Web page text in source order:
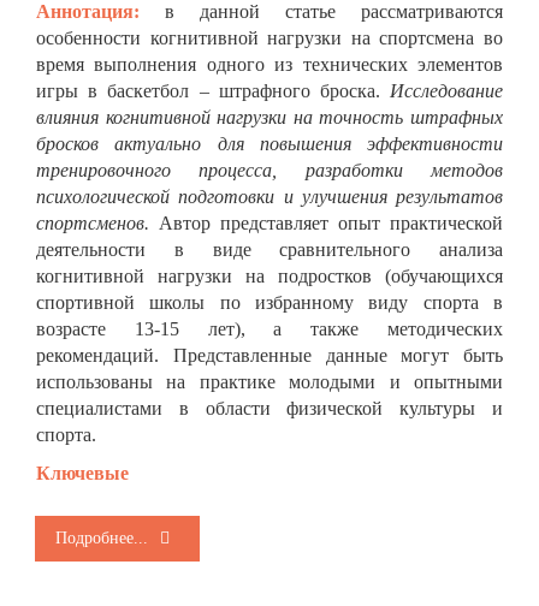
Аннотация: в данной статье рассматриваются
особенности когнитивной нагрузки на спортсмена во
время выполнения одного из технических элементов
игры в баскетбол – штрафного броска. Исследование
влияния когнитивной нагрузки на точность штрафных
бросков актуально для повышения эффективности
тренировочного процесса, разработки методов
психологической подготовки и улучшения результатов
спортсменов. Автор представляет опыт практической
деятельности в виде сравнительного анализа
когнитивной нагрузки на подростков (обучающихся
спортивной школы по избранному виду спорта в
возрасте 13-15 лет), а также методических
рекомендаций. Представленные данные могут быть
использованы на практике молодыми и опытными
специалистами в области физической культуры и
спорта.
Ключевые
Подробнее...